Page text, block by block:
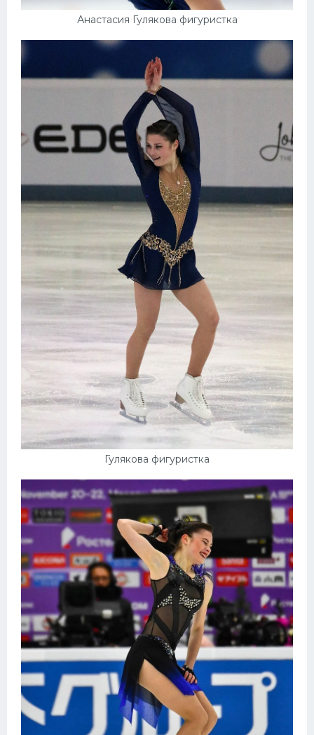
Анастасия Гулякова фигуристка
Гулякова фигуристка